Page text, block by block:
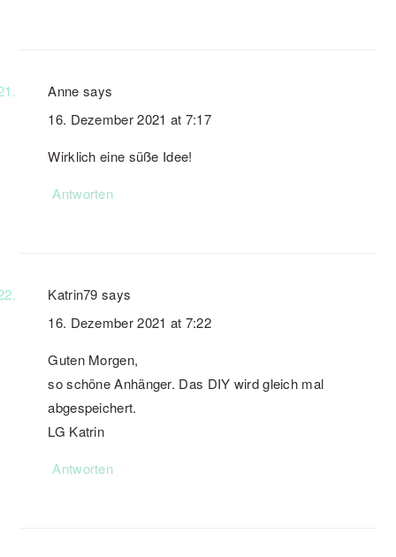
Anne says
16. Dezember 2021 at 7:17
Wirklich eine süße Idee!
Antworten
Katrin79 says
16. Dezember 2021 at 7:22
Guten Morgen,
so schöne Anhänger. Das DIY wird gleich mal
abgespeichert.
LG Katrin
Antworten